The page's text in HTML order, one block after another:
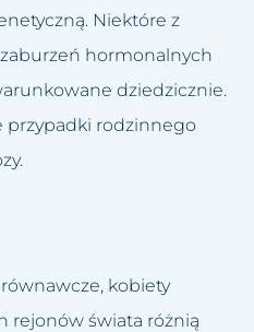
Niektóre z
hormonalnych
dziedzicznie.
przypadki rodzinnego
kobiety
rejonów świata różnią